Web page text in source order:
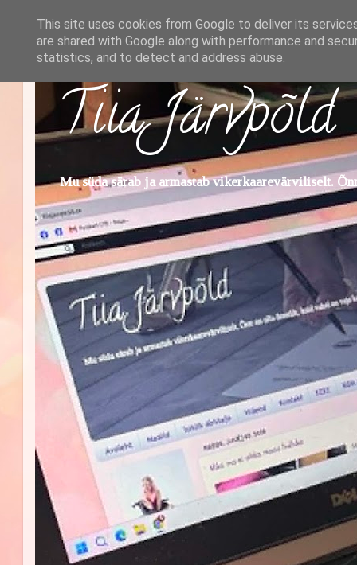
Tiia Järvpõld
Mu süda särab ja armastab vikerkaarevärviliselt.
This site uses cookies from Google to deliver its
are shared with Google along with performance and
statistics, and to detect and address abuse.